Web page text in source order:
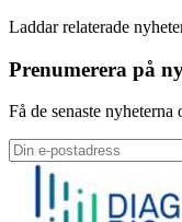
Laddar relaterade
Prenumerera på
Få de senaste